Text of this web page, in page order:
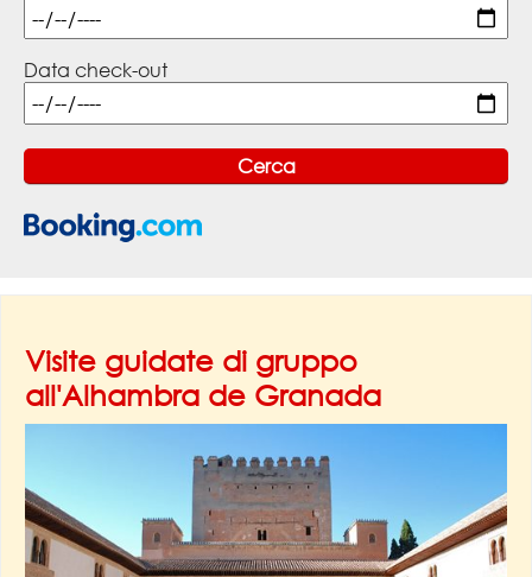
Data check-out
Visite guidate di gruppo
all'Alhambra de Granada